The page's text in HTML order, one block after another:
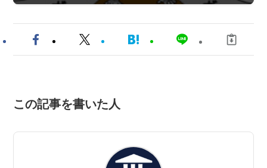
この記事を書いた人